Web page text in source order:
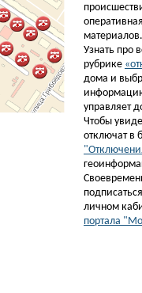
материалов.
Узнать про
рубрике
дома и
управляет
Чтобы
отключат в
личном
портала